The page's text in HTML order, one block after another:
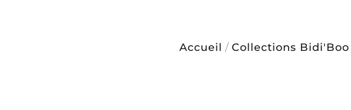
Accueil / Collections Bidi'Boo